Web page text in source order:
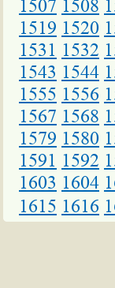
1507 1508
1519 1520
1531 1532
1543 1544
1555 1556
1567 1568
1579 1580
1591 1592
1603 1604
1615 1616